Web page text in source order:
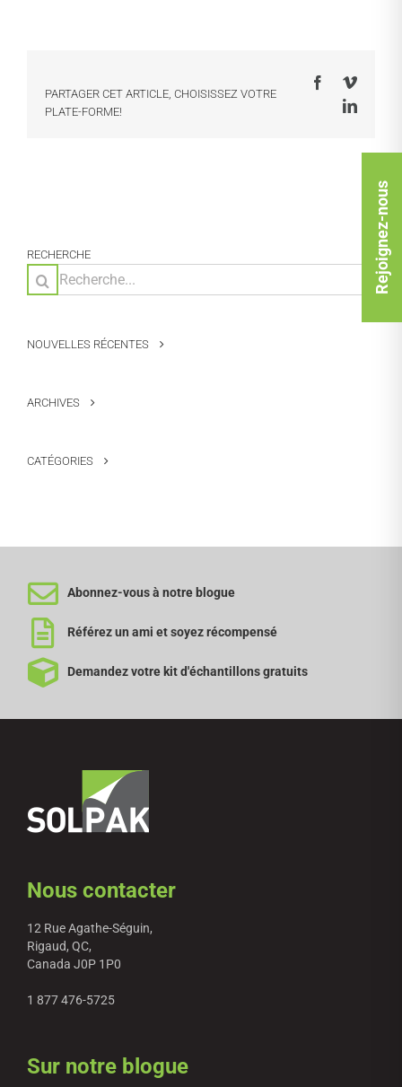
PARTAGER CET ARTICLE, CHOISISSEZ VOTRE
PLATE-FORME!
FacebookVimeo
RECHERCHE
Rechercher:
NOUVELLES RÉCENTES
ARCHIVES
CATÉGORIES
Rejoignez-nous
Abonnez-vous à notre blogue
Référez un ami et soyez récompensé
Demandez votre kit d'échantillons gratuits
Nous contacter
12 Rue Agathe-Séguin,
Rigaud, QC,
Canada J0P 1P0
1 877 476-5725
Sur notre blogue